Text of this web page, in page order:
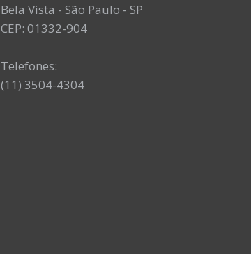
Bela Vista - São Paulo - SP
CEP: 01332-904
Telefones:
(11) 3504-4304